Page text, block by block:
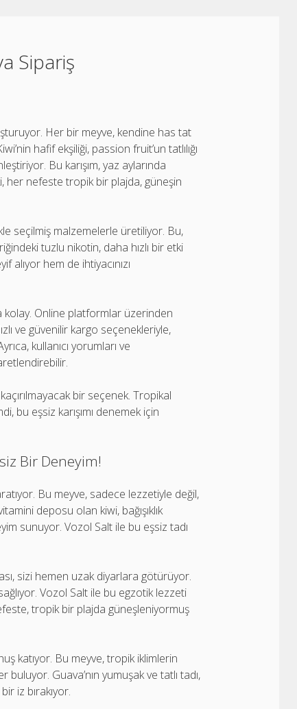
Sipariş
Her bir meyve, kendine has tat
hafif ekşiliği, passion fruit’un tatlılığı
Bu karışım, yaz aylarında
her nefeste tropik bir plajda, güneşin
seçilmiş malzemelerle üretiliyor. Bu,
tuzlu nikotin, daha hızlı bir etki
hem de ihtiyacınızı
Online platformlar üzerinden
ve güvenilir kargo seçenekleriyle,
kullanıcı yorumları ve
bir seçenek. Tropikal
bu eşsiz karışımı denemek için
Bir Deneyim!
Bu meyve, sadece lezzetiyle değil,
deposu olan kiwi, bağışıklık
sunuyor. Vozol Salt ile bu eşsiz tadı
sizi hemen uzak diyarlara götürüyor.
Vozol Salt ile bu egzotik lezzeti
tropik bir plajda güneşleniyormuş
katıyor. Bu meyve, tropik iklimlerin
buluyor. Guava’nın yumuşak ve tatlı tadı,
iz bırakıyor.